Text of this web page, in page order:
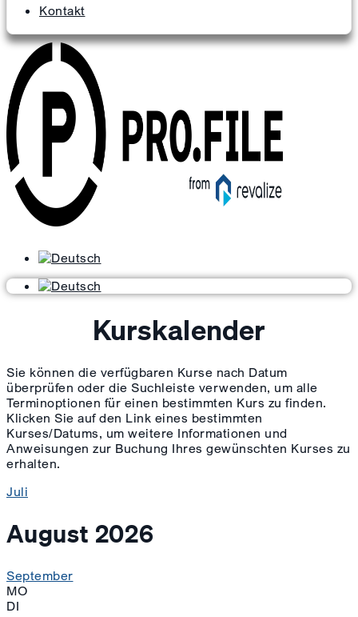
Kontakt
Kurskalender
Sie können die verfügbaren Kurse nach Datum
überprüfen oder die Suchleiste verwenden, um alle
Terminoptionen für einen bestimmten Kurs zu finden.
Klicken Sie auf den Link eines bestimmten
Kurses/Datums, um weitere Informationen und
Anweisungen zur Buchung Ihres gewünschten Kurses zu
erhalten.
Juli
August 2026
September
MO
DI